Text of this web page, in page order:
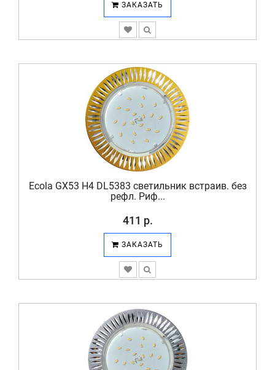
ЗАКАЗАТЬ
Ecola GX53 H4 DL5383 светильник встраив. без
рефл. Риф...
411 р.
ЗАКАЗАТЬ